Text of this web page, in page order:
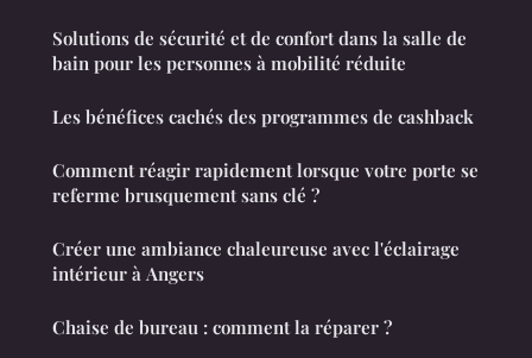
Solutions de sécurité et de confort dans la salle de
bain pour les personnes à mobilité réduite
Les bénéfices cachés des programmes de cashback
Comment réagir rapidement lorsque votre porte se
referme brusquement sans clé ?
Créer une ambiance chaleureuse avec l'éclairage
intérieur à Angers
Chaise de bureau : comment la réparer ?